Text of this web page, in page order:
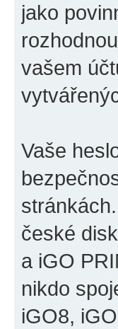
jako
vašem
Vaše
české
a iGO
nikdo
iGO8,